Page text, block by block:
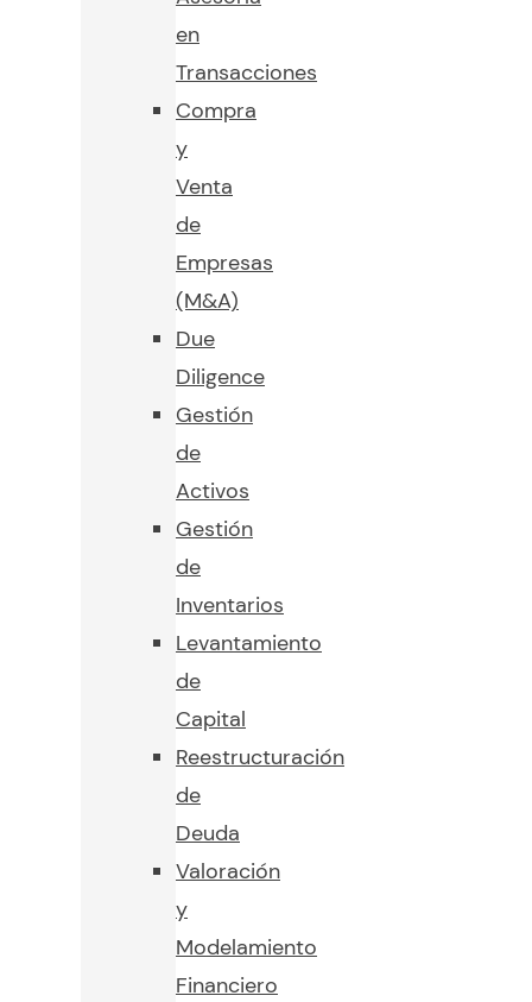
en
Transacciones
Compra
y
Venta
de
Empresas
(M&A)
Due
Diligence
Gestión
de
Activos
Gestión
de
Inventarios
Levantamiento
de
Capital
Reestructuración
de
Deuda
Valoración
y
Modelamiento
Financiero